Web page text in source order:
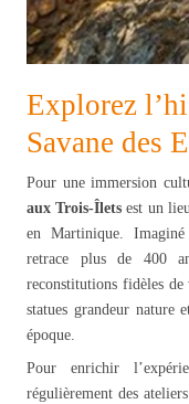
Explorez
Savane des
Pour une immersion
aux Trois-Îlets est un
en Martinique.
retrace plus de 400
reconstitutions fidèles de
statues grandeur nature
époque.
Pour enrichir
régulièrement des